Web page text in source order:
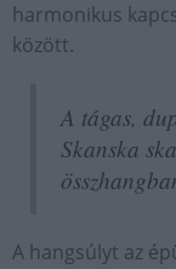
harmonikus
között.
A tágas,
Skanska
A hangsúlyt az